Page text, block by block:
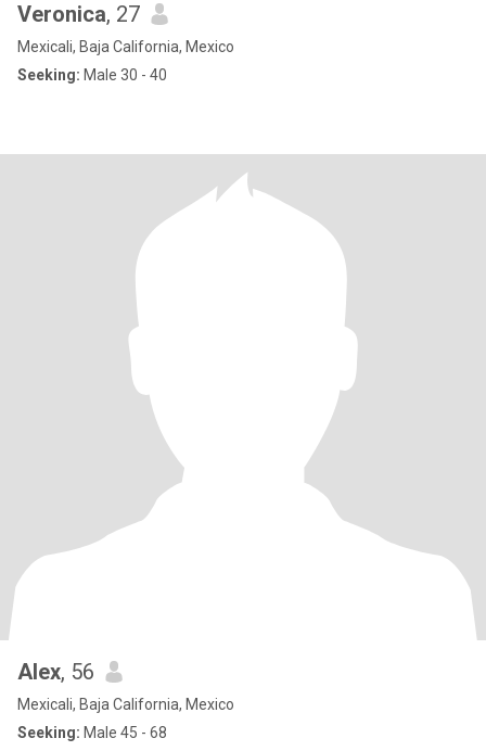
Veronica, 27
Mexicali, Baja California, Mexico
Seeking: Male 30 - 40
Alex, 56
Mexicali, Baja California, Mexico
Seeking: Male 45 - 68